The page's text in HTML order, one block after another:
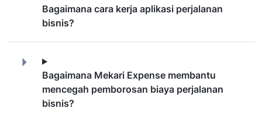
Bagaimana cara kerja aplikasi perjalanan
bisnis?
Bagaimana Mekari Expense membantu
mencegah pemborosan biaya perjalanan
bisnis?